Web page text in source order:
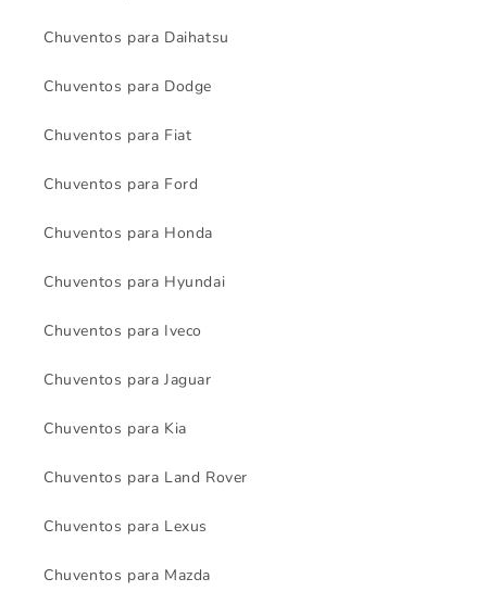
Chuventos para Daihatsu
Chuventos para Dodge
Chuventos para Fiat
Chuventos para Ford
Chuventos para Honda
Chuventos para Hyundai
Chuventos para Iveco
Chuventos para Jaguar
Chuventos para Kia
Chuventos para Land Rover
Chuventos para Lexus
Chuventos para Mazda